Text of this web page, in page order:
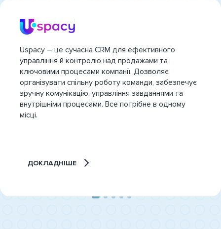
Uspacy – це сучасна CRM для ефективного
управління й контролю над продажами та
ключовими процесами компанії. Дозволяє
організувати спільну роботу команди, забезпечує
зручну комунікацію, управління завданнями та
внутрішніми процесами. Все потрібне в одному
місці.
ДОКЛАДНІШЕ